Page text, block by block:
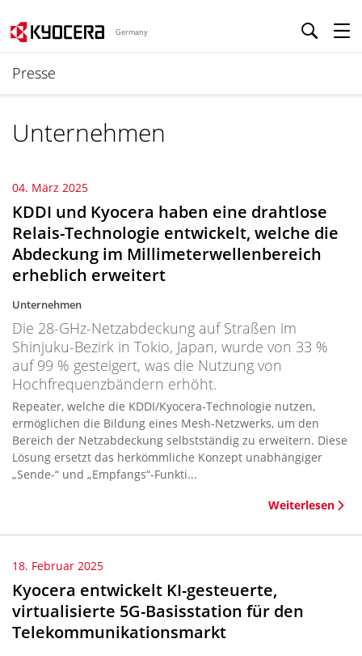
Germany
Presse
Unternehmen
04. März 2025
KDDI und Kyocera haben eine drahtlose
Relais-Technologie entwickelt, welche die
Abdeckung im Millimeterwellenbereich
erheblich erweitert
Unternehmen
Die 28-GHz-Netzabdeckung auf Straßen im
Shinjuku-Bezirk in Tokio, Japan, wurde von 33 %
auf 99 % gesteigert, was die Nutzung von
Hochfrequenzbändern erhöht.
Repeater, welche die KDDI/Kyocera-Technologie nutzen,
ermöglichen die Bildung eines Mesh-Netzwerks, um den
Bereich der Netzabdeckung selbstständig zu erweitern. Diese
Lösung ersetzt das herkömmliche Konzept unabhängiger
„Sende-“ und „Empfangs“-Funkti...
Weiterlesen
18. Februar 2025
Kyocera entwickelt KI-gesteuerte,
virtualisierte 5G-Basisstation für den
Telekommunikationsmarkt